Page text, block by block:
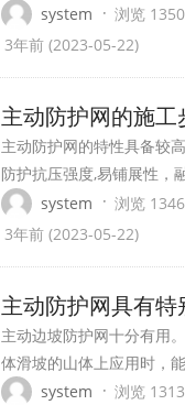
护网企业的技术人员给大伙
1、一般防护网靠操作土基
着很强的接收碰撞力的能力
腐技术可以大大的降低防
破坏，...
system · 浏览 1350
3年前 (2023-05-22)
主动防护网的施工
主动防护网的特性具备较
防护抗压强度‚易铺展性，
貌‚程序安装规范化、系统
植物群落的比较发达根茎
的延续，日趋强壮的植被
的稳定性及牢固性更强，
工艺和...
system · 浏览 1346
3年前 (2023-05-22)
主动防护网具有特
主动边坡防护网十分有用
体滑坡的山体上应用时，
滑坡，砂砾石滚落等状况
system · 浏览 1313